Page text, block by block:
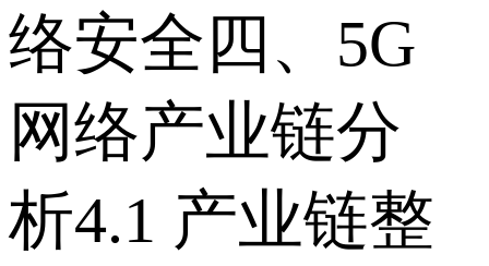
络安全 四、5G
网络产业链分
析 4.1 产业链整